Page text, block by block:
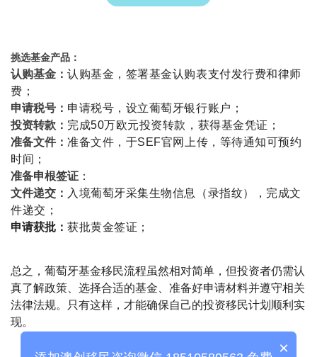
挑选基金产品：
认购基金： 认购基金，签署基金认购表支付发行费和律师
费；
申请税号： 申请税号，设立葡萄牙银行账户；
投资转款： 完成50万欧元投资转款，获得基金凭证；
准备文件： 准备文件，于SEF官网上传，等待通知可预约
时间；
准备申根签证 ：
文件递交 ： 入境葡萄牙采集生物信息（录指纹），完成文
件递交；
申请获批： 获批黄金签证；
总之，葡萄牙基金移民流程虽然相对简单，但投资者仍需认
真了解政策、选择合适的基金、准备好申请材料并遵守相关
法律法规。只有这样，才能确保自己的投资移民计划顺利实
现。
×